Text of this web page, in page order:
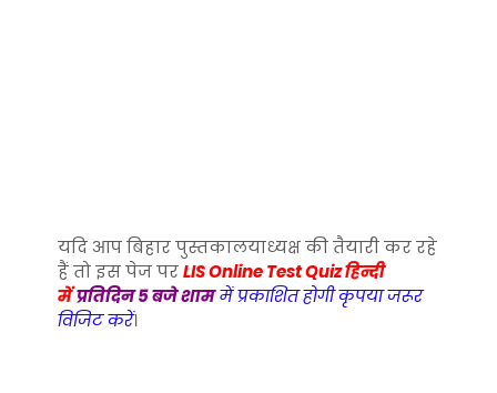
यदि आप बिहार पुस्तकालयाध्यक्ष की तैयारी कर रहे
हैं तो इस पेज परLIS Online Test Quiz हिन्दी
मेंप्रतिदिन 5 बजे शाममें प्रकाशित होगी कृपया जरूर
विजिट करें।